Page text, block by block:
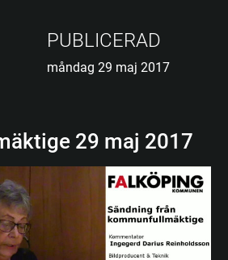
PUBLICERAD
måndag 29 maj 2017
29 maj 2017